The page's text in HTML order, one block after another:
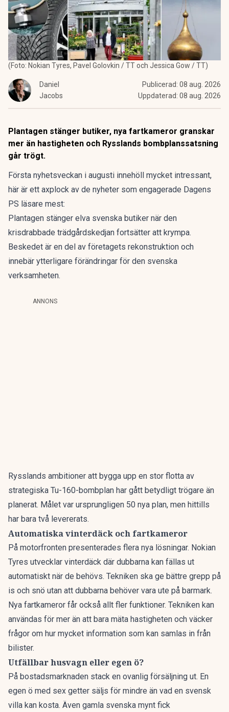
(Foto: Nokian Tyres, Pavel Golovkin / TT och Jessica Gow / TT)
Daniel
Jacobs
Publicerad: 08 aug. 2026
Uppdaterad: 08 aug. 2026
Plantagen stänger butiker, nya fartkameror granskar
mer än hastigheten och Rysslands bombplanssatsning
går trögt.
Första nyhetsveckan i augusti innehöll mycket intressant,
här är ett axplock av de nyheter som engagerade Dagens
PS läsare mest:
Plantagen stänger elva svenska butiker när den
krisdrabbade trädgårdskedjan fortsätter att krympa.
Beskedet är en del av företagets rekonstruktion och
innebär ytterligare förändringar för den svenska
verksamheten.
ANNONS
Rysslands ambitioner att bygga upp en stor flotta av
strategiska Tu-160-bombplan har gått betydligt trögare än
planerat. Målet var ursprungligen 50 nya plan, men hittills
har bara två levererats.
Automatiska vinterdäck och fartkameror
På motorfronten presenterades flera nya lösningar. Nokian
Tyres utvecklar vinterdäck där dubbarna kan fällas ut
automatiskt när de behövs. Tekniken ska ge bättre grepp på
is och snö utan att dubbarna behöver vara ute på barmark.
Nya fartkameror får också allt fler funktioner. Tekniken kan
användas för mer än att bara mäta hastigheten och väcker
frågor om hur mycket information som kan samlas in från
bilister.
Utfällbar husvagn eller egen ö?
På bostadsmarknaden stack en ovanlig försäljning ut. En
egen ö med sex getter säljs för mindre än vad en svensk
villa kan kosta. Även gamla svenska mynt fick